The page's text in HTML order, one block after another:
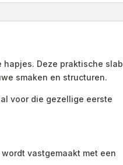
Deze praktische slab
smaken en structuren.
voor die gezellige eerste
vastgemaakt met een